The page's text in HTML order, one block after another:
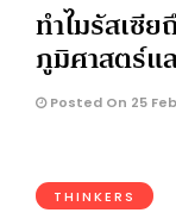
ทำไมรัสเซี
ภูมิศาสตร์แ
Posted On 25
THINKERS